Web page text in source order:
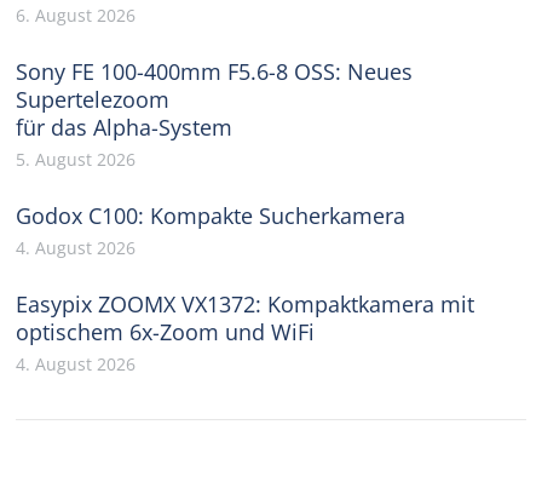
6. August 2026
Sony FE 100-400mm F5.6-8 OSS: Neues
Supertelezoom
für das Alpha-System
5. August 2026
Godox C100: Kompakte Sucherkamera
4. August 2026
Easypix ZOOMX VX1372: Kompaktkamera mit
optischem 6x-Zoom und WiFi
4. August 2026